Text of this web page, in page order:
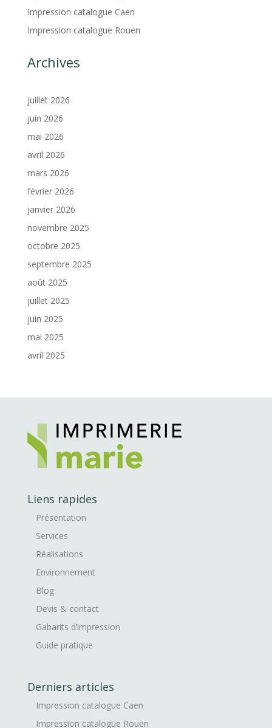
Impression catalogue Caen
Impression catalogue Rouen
Archives
juillet 2026
juin 2026
mai 2026
avril 2026
mars 2026
février 2026
janvier 2026
novembre 2025
octobre 2025
septembre 2025
août 2025
juillet 2025
juin 2025
mai 2025
avril 2025
Liens rapides
Présentation
Services
Réalisations
Environnement
Blog
Devis & contact
Gabarits d’impression
Guide pratique
Derniers articles
Impression catalogue Caen
Impression catalogue Rouen